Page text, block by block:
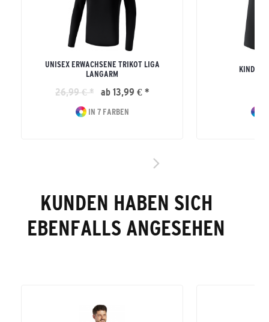
UNISEX ERWACHSENE TRIKOT LIGA
LANGARM
26,99 € * ab 13,99 € *
IN 7 FARBEN
KINDER
KUNDEN HABEN SICH
EBENFALLS ANGESEHEN